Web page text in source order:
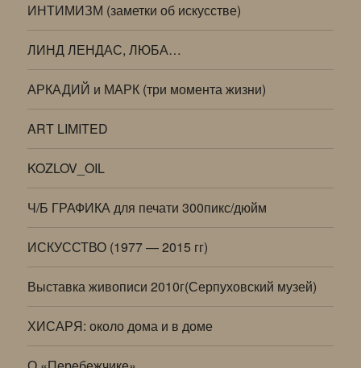
ИНТИМИЗМ (заметки об искусстве)
ЛИНД ЛЕНДАС, ЛЮБА…
АРКАДИЙ и МАРК (три момента жизни)
ART LIMITED
KOZLOV_OIL
Ч/Б ГРАФИКА для печати 300пикс/дюйм
ИСКУССТВО (1977 — 2015 гг)
Выставка живописи 2010г(Серпуховский музей)
ХИСАРЯ: около дома и в доме